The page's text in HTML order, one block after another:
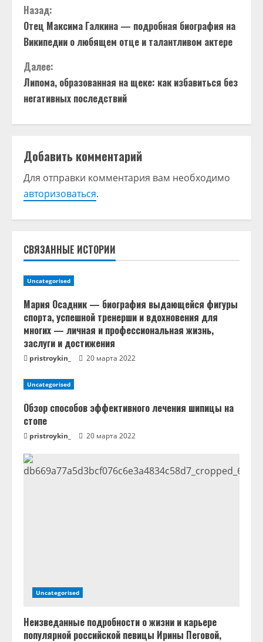
П
р
о
д
ж
и
ч
т
е
н
и
е
Назад:
Отец Максима Галкина — подробная биография на
Википедии о любящем отце и талантливом актере
Далее:
Липома, образованная на щеке: как избавиться без
негативных последствий
Добавить комментарий
Для отправки комментария вам необходимо
авторизоваться.
СВЯЗАННЫЕ ИСТОРИИ
Uncategorised
Мария Осадник — биография выдающейся фигуры
спорта, успешной тренерши и вдохновения для
многих — личная и профессиональная жизнь,
заслуги и достижения
pristroykin_ 20 марта 2022
Uncategorised
Обзор способов эффективного лечения шипицы на
стопе
pristroykin_ 20 марта 2022
Uncategorised
Неизведанные подробности о жизни и карьере
популярной российской певицы Ирины Пеговой,